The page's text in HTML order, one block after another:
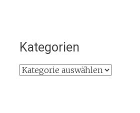
Kategorien
Kategorien